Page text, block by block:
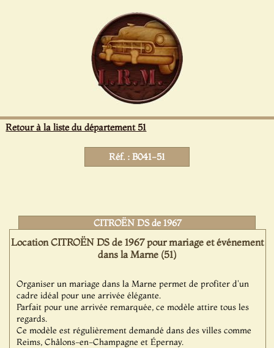
Retour à la liste du département 51
Réf. : B041-51
CITROËN DS de 1967
Location CITROËN DS de 1967 pour mariage et événement
dans la Marne (51)
Organiser un mariage dans la Marne permet de profiter d'un
cadre idéal pour une arrivée élégante.
Parfait pour une arrivée remarquée, ce modèle attire tous les
regards.
Ce modèle est régulièrement demandé dans des villes comme
Reims, Châlons-en-Champagne et Épernay.